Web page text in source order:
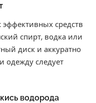
средств
спирт, водка или
диск и аккуратно
одежду следует
водорода